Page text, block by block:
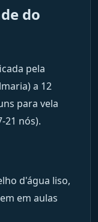
do
pela
a 12
para vela
21 nós).
d'água liso,
em aulas